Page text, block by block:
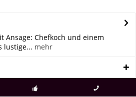
Ansage: Chefkoch und einem
lustige... mehr